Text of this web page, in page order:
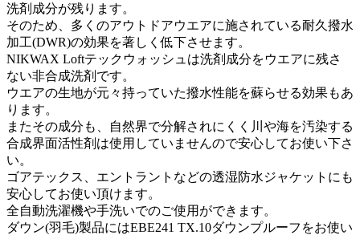
洗剤成分が残ります。
そのため、多くのアウトドアウエアに施されている耐久撥水
加工(DWR)の効果を著しく低下させます。
NIKWAX Loftテックウォッシュは洗剤成分をウエアに残さ
ない非合成洗剤です。
ウエアの生地が元々持っていた撥水性能を蘇らせる効果もあ
ります。
またその成分も、自然界で分解されにくく川や海を汚染する
合成界面活性剤は使用していませんので安心してお使い下さ
い。
ゴアテックス、エントラントなどの透湿防水ジャケットにも
安心してお使い頂けます。
全自動洗濯機や手洗いでのご使用ができます。
ダウン(羽毛)製品にはEBE241 TX.10ダウンプルーフをお使い